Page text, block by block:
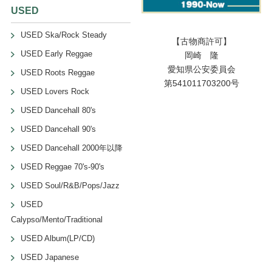
USED
USED Ska/Rock Steady
USED Early Reggae
USED Roots Reggae
USED Lovers Rock
USED Dancehall 80's
USED Dancehall 90's
USED Dancehall 2000年以降
USED Reggae 70's-90's
USED Soul/R&B/Pops/Jazz
USED
Calypso/Mento/Traditional
USED Album(LP/CD)
USED Japanese
【古物商許可】
岡崎 隆
愛知県公安委員会
第541011703200号